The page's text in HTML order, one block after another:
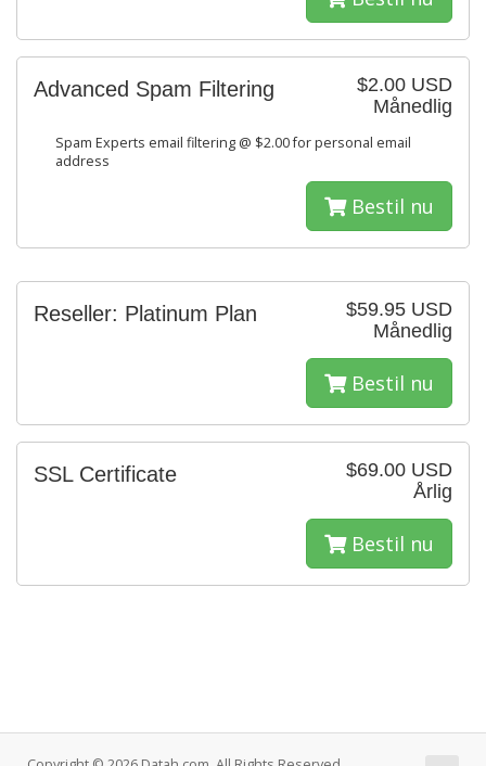
$2.00 USD
Månedlig
Advanced Spam Filtering
Spam Experts email filtering @ $2.00 for personal email
address
Bestil nu
$59.95 USD
Månedlig
Reseller: Platinum Plan
Bestil nu
$69.00 USD
Årlig
SSL Certificate
Bestil nu